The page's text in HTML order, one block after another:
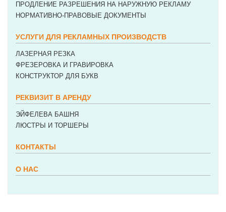
ПРОДЛЕНИЕ РАЗРЕШЕНИЯ НА НАРУЖНУЮ РЕКЛАМУ
НОРМАТИВНО-ПРАВОВЫЕ ДОКУМЕНТЫ
УСЛУГИ ДЛЯ РЕКЛАМНЫХ ПРОИЗВОДСТВ
ЛАЗЕРНАЯ РЕЗКА
ФРЕЗЕРОВКА И ГРАВИРОВКА
КОНСТРУКТОР ДЛЯ БУКВ
РЕКВИЗИТ В АРЕНДУ
ЭЙФЕЛЕВА БАШНЯ
ЛЮСТРЫ И ТОРШЕРЫ
КОНТАКТЫ
О НАС